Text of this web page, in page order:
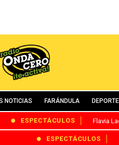
NOTICIAS FARÁNDULA
ESPECTÁCULOS Flavia
ESPECTÁCULOS